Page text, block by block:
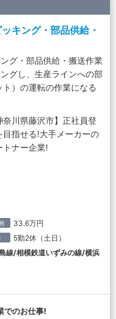
キング・部品供給・
グ・部品供給・搬送作業
グし、生産ラインへの部
）の運転の作業になる
奈川県藤沢市】正社員登
目指せる!大手メーカーの
トナー企業!
33.6万円
5勤2休（土日）
線/相模鉄道いずみの線/横浜
でのお仕事!